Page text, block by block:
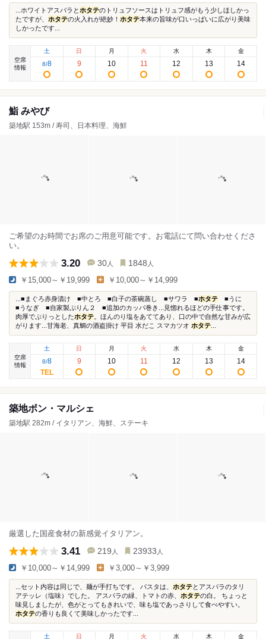
...ホワイトアスパラとホタテのトリュフソースはトリュフ感がもう少しほしかっ
たですが、 ホタテの火入れが絶妙！ ホタテ本来の旨味が口いっぱいに広がり美味
しかったです...
空席
情報
土
8/8
日
9
月
10
火
11
水
12
木
13
金
14
鮨 みやび
築地駅 153m / 寿司、日本料理、海鮮
ご希望のお時間でお席のご用意可能です。お電話にて問い合わせくださ
い。
3.20 30 人 1848 人
￥15,000～￥19,999 ￥10,000～￥14,999
...■まぐろ赤身漬け ■中とろ ■白子の茶碗蒸し ■サワラ ■ホタテ ■うに
■うなぎ ■自家製ぷりん２ ■追加のカッパ巻き...見惚れるほどの手仕事です。
肉厚でぷりっとしたホタテ 。ほんのり塩をあててあり、口の中で自然な甘みが広
がります...甘海老、真鯛の酒盗掛け 平目 水だこ スマカツオ ホタテ
空席
情報
土
8/8
日
9
月
10
火
11
水
12
木
13
金
14
築地ボン・マルシェ
築地駅 282m / イタリアン、海鮮、ステーキ
厳選した国産食材の新感覚イタリアン。
3.41 219 人 23933 人
￥10,000～￥14,999 ￥3,000～￥3,999
...セット内容は同じで、麺が手打ちです。 パスタは、 ホタテとアスパラのタリ
アテッレ（塩味）でした。 アスパラの緑、トマトの赤、 ホタテの白。 ちょっと
味見しましたが、色がとってもきれいで、味も塩であっさりして食べやすい。
ホタテの香りも良くて美味しかったです...
土 日 月 火 水 木 金